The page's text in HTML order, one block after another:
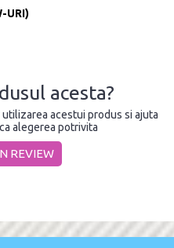
URI)
acesta?
acestui produs si ajuta
alegerea potrivita
REVIEW